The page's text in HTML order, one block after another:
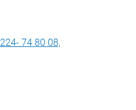
74 80 08,